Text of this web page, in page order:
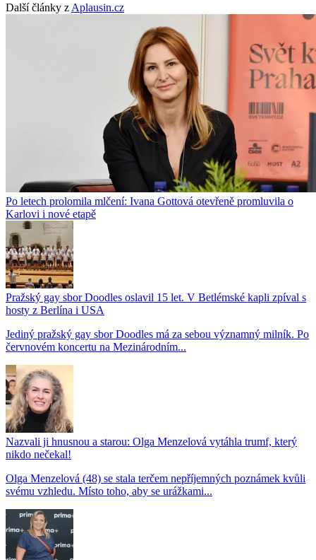
Další články z Aplausin.cz
Po letech prolomila mlčení: Ivana Gottová otevřeně promluvila o
Karlovi i nové etapě
Pražský gay sbor Doodles oslavil 15 let. V Betlémské kapli zpíval s
hosty z Berlína i USA
Jediný pražský gay sbor Doodles má za sebou významný milník. Po
červnovém koncertu na Mezinárodním...
Nazvali ji hnusnou a starou: Olga Menzelová vytáhla trumf, který
nikdo nečekal!
Olga Menzelová (48) se stala terčem nepříjemných poznámek kvůli
svému vzhledu. Místo toho, aby se urážkami...